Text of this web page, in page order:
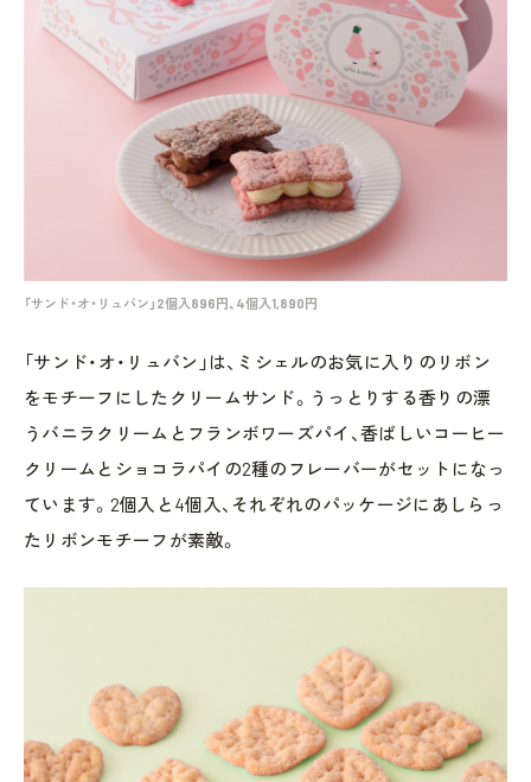
「サンド・オ・リュバン」2個入896円、4個入1,890円
「サンド・オ・リュバン」は、ミシェルのお気に入りのリボン
をモチーフにしたクリームサンド。うっとりする香りの漂
うバニラクリームとフランボワーズパイ、香ばしいコーヒー
クリームとショコラパイの2種のフレーバーがセットになっ
ています。2個入と4個入、それぞれのパッケージにあしらっ
たリボンモチーフが素敵。